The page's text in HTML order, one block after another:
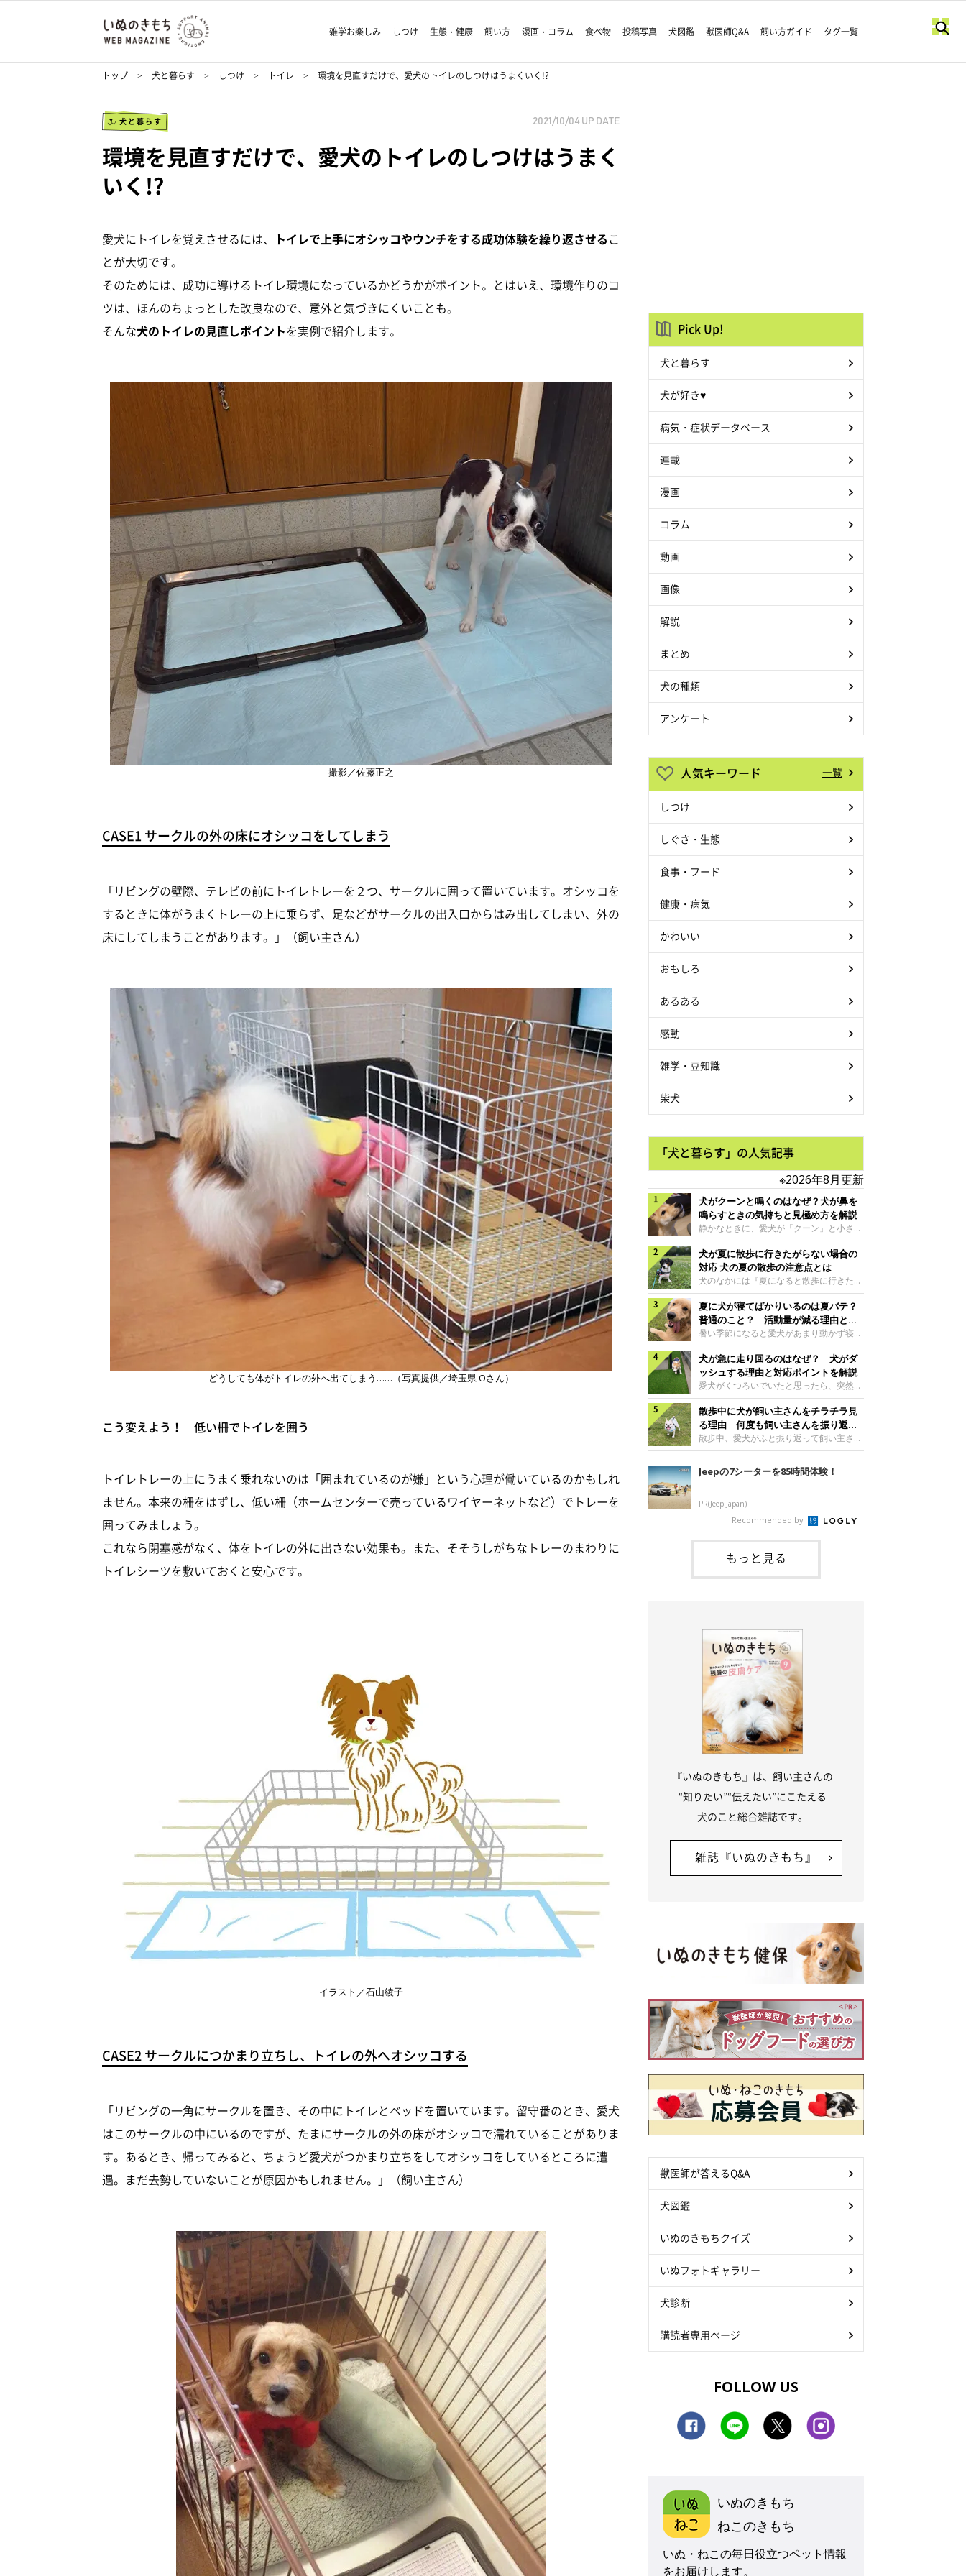
雑学お楽しみ しつけ 生態・健康 飼い方 漫画・コラム 食べ物 投稿写真 犬図鑑 獣医師Q&A 飼い方ガイド タグ一覧
トップ 犬と暮らす しつけ トイレ 環境を見直すだけで、愛犬のトイレのしつけはうまくいく!?
犬と暮らす 2021/10/04 UP DATE
環境を見直すだけで、愛犬のトイレのしつけはうまく
いく!?
愛犬にトイレを覚えさせるには、 トイレで上手にオシッコやウンチをする成功体験を繰り返させる こ
とが大切です。
そのためには、成功に導けるトイレ環境になっているかどうかがポイント。とはいえ、環境作りのコ
ツは、ほんのちょっとした改良なので、意外と気づきにくいことも。
そんな犬のトイレの見直しポイントを実例で紹介します。
撮影／佐藤正之
CASE1 サークルの外の床にオシッコをしてしまう
「リビングの壁際、テレビの前にトイレトレーを２つ、サークルに囲って置いています。オシッコを
するときに体がうまくトレーの上に乗らず、足などがサークルの出入口からはみ出してしまい、外の
床にしてしまうことがあります。」（飼い主さん）
どうしても体がトイレの外へ出てしまう……（写真提供／埼玉県 Oさん）
こう変えよう！ 低い柵でトイレを囲う
トイレトレーの上にうまく乗れないのは「囲まれているのが嫌」という心理が働いているのかもしれ
ません。本来の柵をはずし、低い柵（ホームセンターで売っているワイヤーネットなど）でトレーを
囲ってみましょう。
これなら閉塞感がなく、体をトイレの外に出さない効果も。また、そそうしがちなトレーのまわりに
トイレシーツを敷いておくと安心です。
イラスト／石山綾子
CASE2 サークルにつかまり立ちし、トイレの外へオシッコする
「リビングの一角にサークルを置き、その中にトイレとベッドを置いています。留守番のとき、愛犬
はこのサークルの中にいるのですが、たまにサークルの外の床がオシッコで濡れていることがありま
す。あるとき、帰ってみると、ちょうど愛犬がつかまり立ちをしてオシッコをしているところに遭
遇。まだ去勢していないことが原因かもしれません。」（飼い主さん）
Pick Up!
犬と暮らす
犬が好き♥
病気・症状データベース
連載
漫画
コラム
動画
画像
解説
まとめ
犬の種類
アンケート
人気キーワード 一覧
しつけ
しぐさ・生態
食事・フード
健康・病気
かわいい
おもしろ
あるある
感動
雑学・豆知識
柴犬
「犬と暮らす」の人気記事
※2026年8月更新
犬がクーンと鳴くのはなぜ？犬が鼻を
鳴らすときの気持ちと見極め方を解説
静かなときに、愛犬が「クーン」と小さく
鳴いたり、鼻を鳴らすような音を出したり
することはありませんか？ 大きく吠える
わけではない分、「不安なの？それとも何
かお願いしているの？」と気になる飼い主
さんもいるかもしれません。今回は、犬が
クーンと鳴く理由や鼻鳴らしの背景、見極
め方と対応のポイントなどについて、いぬ
のきもち獣医師相談室の原 駿太朗先生に
伺いました。クーンと鳴くのはどんな気持
ち？いぬのきもち投稿写真ギャラリー犬が
クーンと小さく鳴くときは、何らかの感情
を伝えようとしている場合があると考えら
れています。大
犬が夏に散歩に行きたがらない場合の
対応 犬の夏の散歩の注意点とは
犬のなかには『夏になると散歩に行きたが
らない、歩かなくなる』『暑い季節は散歩
の気配を察すると涼しい部屋から出ようと
しない』など散歩に行きたがらないコもい
るようです。愛犬の運動をさせてあげたい
のに、散歩に行きたがらない。このような
場合はどう対応すればよいのでしょうか？
「愛犬が夏に散歩に行きたがらない場合の
対応」について、いぬのきもち獣医師相談
室の白山さとこ先生に聞きました。Q.夏に
犬の散歩に行くときの注意点は？ いぬの
きもち投稿写真ギャラリーーー夏に愛犬と
散歩に行くときは、どのようなことに注意
をするとよい
夏に犬が寝てばかりいるのは夏バテ？
普通のこと？ 活動量が減る理由と対
策とは
暑い季節になると愛犬があまり動かず寝て
ばかりだと感じる飼い主さんはいません
か？その様子に、愛犬が夏バテで疲れてい
るのか、元気がないのかなど不安に感じる
方もいるのではないかと思います。 で
は、犬が寝てばかりいるときに対処が必要
かを見極める方法はあるのでしょうか？
「犬の活動量が夏に減る理由と対策」につ
いて、いぬのきもち獣医師相談室の山口み
き先生に話を聞きました。Q. 夏に犬の活
真ギャラリーーー夏に愛犬の活動量が減る
としてどのようなこ
犬が急に走り回るのはなぜ？ 犬がダ
ッシュする理由と対応ポイントを解説
愛犬がくつろいでいたと思ったら、突然部
屋の中を走り回り始める――そんな様子に
驚いたことはありませんか？ 急な動きに
「何が起きているの？」と戸惑う飼い主さ
んも多いでしょう。落ち着いていたはずな
のに、急にスイッチが入ったように見える
と不安になることもあります。今回は、犬
が急に走り回る理由や見極め方などについ
先生に伺いました。犬が急に走り回るのは
よくある行動？いぬのきもち投稿写真ギャ
ラリー犬が突然走り回る行動は、必ずしも
珍しいものではないと考えられています。
体にたまったエ
散歩中に犬が飼い主さんをチラチラ見
る理由 何度も飼い主さんを振り返る
のはなぜ？
散歩中、愛犬がふと振り返って飼い主さん
の様子を確認する…そんな場面に心当たり
はありませんか？ 何度もチラチラ見られ
ると、「何か気になることがあるの？」
ことがあるかもしれません。愛犬が歩きな
がら飼い主さんを振り返るしぐさには、ど
んな気持ちが隠れているのでしょうか。今
回は、犬が散歩中に飼い主さんを確認する
理由や注意すべきサインの見極めかた、対
応のポイントなどについて、いぬのきもち
獣医師相談室の原 駿太朗先生に伺いまし
Jeepの7シーターを85時間体験！
PR(Jeep Japan)
Recommended by
もっと見る
『いぬのきもち』は、飼い主さんの
“知りたい”“伝えたい”にこたえる
犬のこと総合雑誌です。
雑誌『いぬのきもち』
獣医師が答えるQ&A
犬図鑑
いぬのきもちクイズ
いぬフォトギャラリー
犬診断
購読者専用ページ
FOLLOW US
いぬのきもち
ねこのきもち
いぬ・ねこの毎日役立つペット情報
をお届けします。